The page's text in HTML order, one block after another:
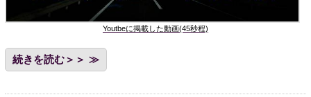
Youtbeに掲載した動画(45秒程)
続きを読む＞＞